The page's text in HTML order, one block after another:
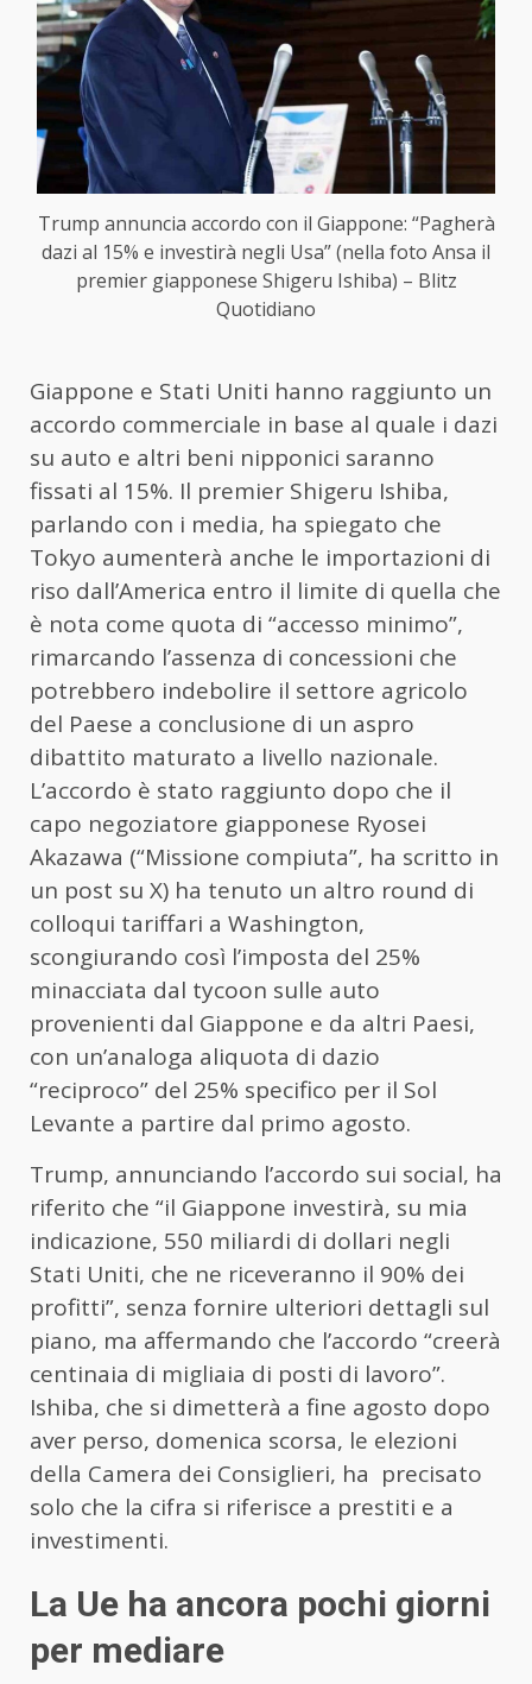
Trump annuncia accordo con il Giappone: “Pagherà
dazi al 15% e investirà negli Usa” (nella foto Ansa il
premier giapponese Shigeru Ishiba) – Blitz
Quotidiano
Giappone e Stati Uniti hanno raggiunto un
accordo commerciale in base al quale i dazi
su auto e altri beni nipponici saranno
fissati al 15%. Il premier Shigeru Ishiba,
parlando con i media, ha spiegato che
Tokyo aumenterà anche le importazioni di
riso dall’America entro il limite di quella che
è nota come quota di “accesso minimo”,
rimarcando l’assenza di concessioni che
potrebbero indebolire il settore agricolo
del Paese a conclusione di un aspro
dibattito maturato a livello nazionale.
L’accordo è stato raggiunto dopo che il
capo negoziatore giapponese Ryosei
Akazawa (“Missione compiuta”, ha scritto in
un post su X) ha tenuto un altro round di
colloqui tariffari a Washington,
scongiurando così l’imposta del 25%
minacciata dal tycoon sulle auto
provenienti dal Giappone e da altri Paesi,
con un’analoga aliquota di dazio
“reciproco” del 25% specifico per il Sol
Levante a partire dal primo agosto.
Trump, annunciando l’accordo sui social, ha
riferito che “il Giappone investirà, su mia
indicazione, 550 miliardi di dollari negli
Stati Uniti, che ne riceveranno il 90% dei
profitti”, senza fornire ulteriori dettagli sul
piano, ma affermando che l’accordo “creerà
centinaia di migliaia di posti di lavoro”.
Ishiba, che si dimetterà a fine agosto dopo
aver perso, domenica scorsa, le elezioni
della Camera dei Consiglieri, ha precisato
solo che la cifra si riferisce a prestiti e a
investimenti.
La Ue ha ancora pochi giorni
per mediare